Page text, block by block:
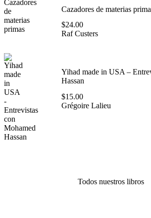
Cazadores de materias
$24.00
Raf Custers
Yihad made in USA –
Hassan
$15.00
Grégoire Lalieu
Todos nuestros libros